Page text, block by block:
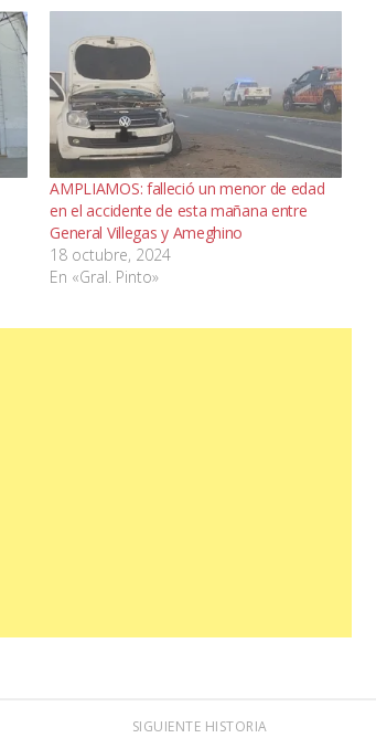
AMPLIAMOS: falleció un menor de edad
en el accidente de esta mañana entre
General Villegas y Ameghino
18 octubre, 2024
En «Gral. Pinto»
SIGUIENTE HISTORIA